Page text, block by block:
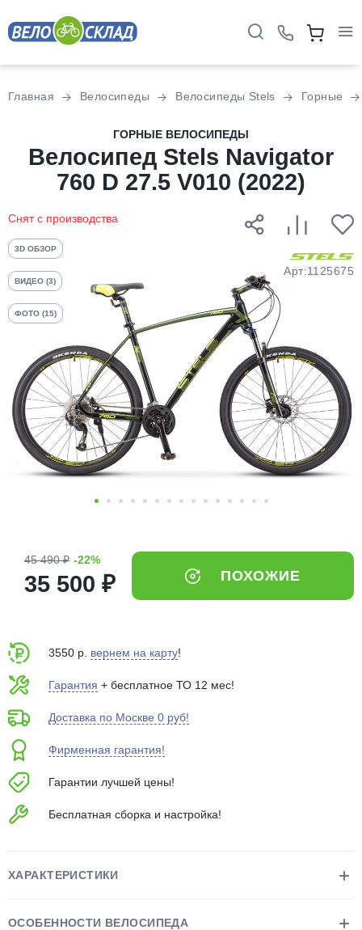
Главная Велосипеды Велосипеды Stels Горные
ГОРНЫЕ ВЕЛОСИПЕДЫ
Велосипед Stels Navigator
760 D 27.5 V010 (2022)
Снят с производства
3D ОБЗОР
ВИДЕО (3)
ФОТО (15)
Арт:1125675
45 490 ₽ -22%
35 500 ₽ ПОХОЖИЕ
3550 р. вернем на карту!
Гарантия + бесплатное ТО 12 мес!
Доставка по Москве 0 руб!
Фирменная гарантия!
Гарантии лучшей цены!
Бесплатная сборка и настройка!
ХАРАКТЕРИСТИКИ
ОСОБЕННОСТИ ВЕЛОСИПЕДА
Разбейте
оплатуна части
без переплат
График платежей
25%
Добавляйте товары
в корзину
Оплачивайте сегодня только
25% картой любого банка
выбранный способом
75% будут
Подробнее
Остались вопросы?